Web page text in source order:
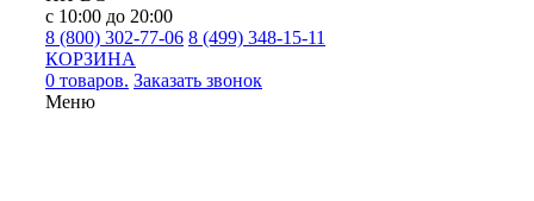
с 10:00 до 20:00
8 (800) 302-77-06 8 (499) 348-15-11
КОРЗИНА
0 товаров. Заказать звонок
Меню